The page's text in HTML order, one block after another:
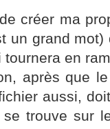
créer ma
un grand
tournera en
après que
aussi,
se trouve sur